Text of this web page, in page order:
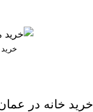
خرید خانه در